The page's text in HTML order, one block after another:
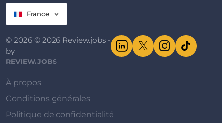
France
© 2026 © 2026 Review.jobs -
by
REVIEW.JOBS
À propos
Conditions générales
Politique de confidentialité